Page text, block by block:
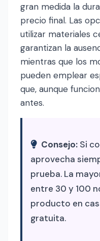
gran medida la
precio final. Las
utilizar materiales
garantizan la
mientras que los
pueden emplear
que, aunque
antes.
Consejo: Si
aprovecha
prueba. La
entre 30 y 100
producto en
gratuita.